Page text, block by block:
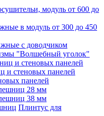
модуль от 600 до
в модуль от 300 до 450
с доводчиком
"Волшебный уголок"
и стеновых панелей
панелей
28 мм
38 мм
Плинтус для